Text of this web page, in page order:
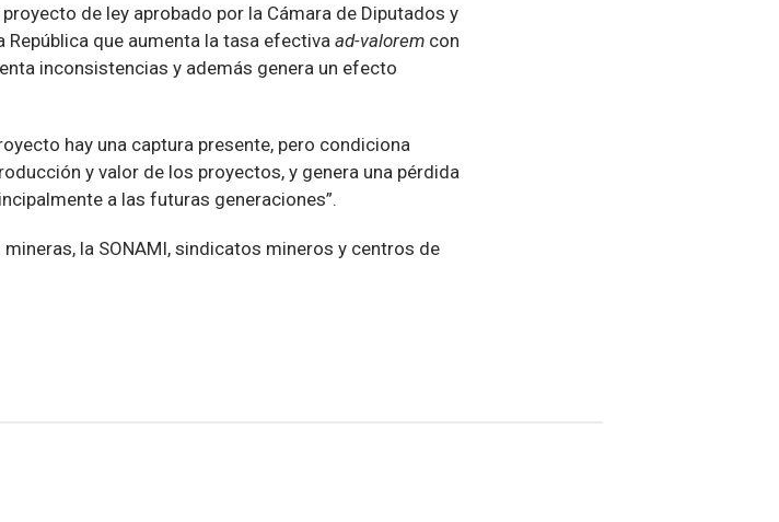
de ley aprobado por la Cámara de Diputados y
República que aumenta la tasa efectiva ad-valorem con
inconsistencias y además genera un efecto
hay una captura presente, pero condiciona
y valor de los proyectos, y genera una pérdida
a las futuras generaciones”.
la SONAMI, sindicatos mineros y centros de